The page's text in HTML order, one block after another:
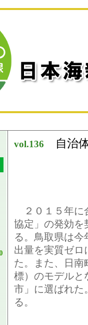
vol.136 自治
２０１５年に
協定」の発効を
る。鳥取県は
出量を実質ゼロ
た。また、日南
標）のモデルと
市」に選ばれた
る。